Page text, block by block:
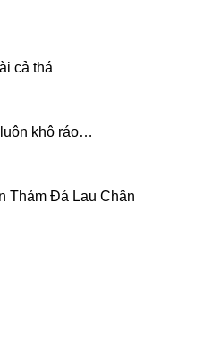
cả thá
khô ráo…
Thảm Đá Lau Chân